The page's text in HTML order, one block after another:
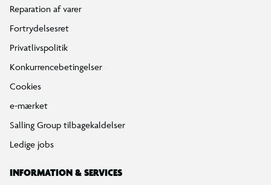
Reparation af varer
Fortrydelsesret
Privatlivspolitik
Konkurrencebetingelser
Cookies
e-mærket
Salling Group tilbagekaldelser
Ledige jobs
INFORMATION & SERVICES